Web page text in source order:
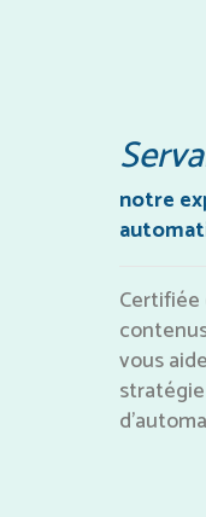
notre
vous